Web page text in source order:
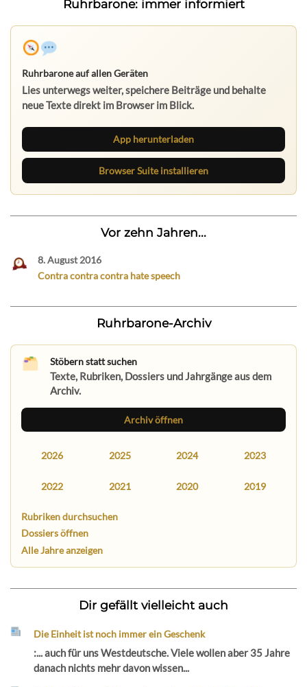
Ruhrbarone: immer informiert
Ruhrbarone auf allen Geräten
Lies unterwegs weiter, speichere Beiträge und behalte
neue Texte direkt im Browser im Blick.
App herunterladen
Browser Suite installieren
Vor zehn Jahren...
8. August 2016
Contra contra contra hate speech
Ruhrbarone-Archiv
Stöbern statt suchen
Texte, Rubriken, Dossiers und Jahrgänge aus dem
Archiv.
Archiv öffnen
2026 2025 2024 2023
2022 2021 2020 2019
Rubriken durchsuchen
Dossiers öffnen
Alle Jahre anzeigen
Dir gefällt vielleicht auch
Die Einheit ist noch immer ein Geschenk
:... auch für uns Westdeutsche. Viele wollen aber 35 Jahre
danach nichts mehr davon wissen...